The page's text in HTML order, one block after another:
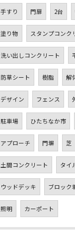
手すり 門扉 2台
塗り物 スタンプコンク
洗い出しコンクリート
防草シート 樹脂 解
デザイン フェンス
駐車場 ひたちなか市
アプローチ 門塀 芝
土間コンクリート タイ
ウッドデッキ ブロック
照明 カーポート